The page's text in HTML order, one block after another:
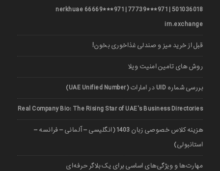
501036018 | 971***77739 | 971***66669 nerkhuae
irn.exchange
قبل از خرید میز و صندلی غذاخوری بخون!
روش های تامین امنیت ویلا
بررسی شماره UID در امارات (UAE Unified Number)
Real Company Bio: The Rising Star of UAE’s Business Directories
هزینه کلاس خصوصی زبان 1403 (انگلیسی – آلمانی – فرانسه –
استانبولی)
مهارت‌ها و ویژگی‌های اساسی برای یک بلاگر حرفه‌ای